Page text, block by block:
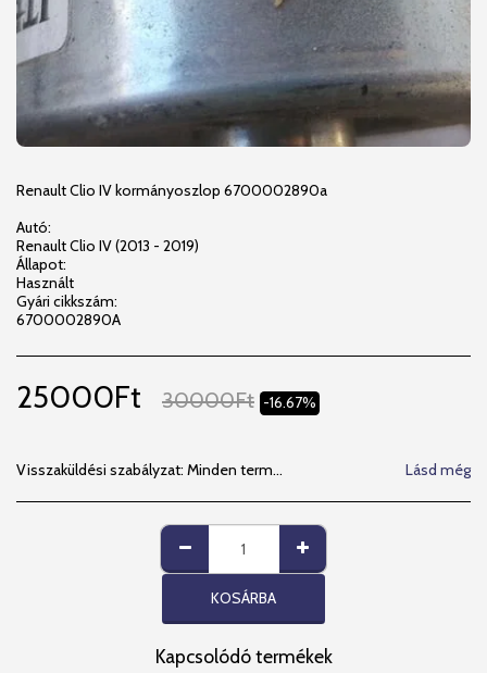
Renault Clio IV kormányoszlop 6700002890a
Autó:
Renault Clio IV (2013 - 2019)
Állapot:
Használt
Gyári cikkszám:
6700002890A
25000Ft 30000Ft -16.67%
Visszaküldési szabályzat: Minden termékünkre 14 napos beszerelési garanciát vállalunk. MPL- visszaküldési lehetőséget kizárjuk, MPL futárszolgálat által visszaküldött csomagot nem veszünk át. Megértésüket Köszönjük! Lásd még
KOSÁRBA
Kapcsolódó termékek